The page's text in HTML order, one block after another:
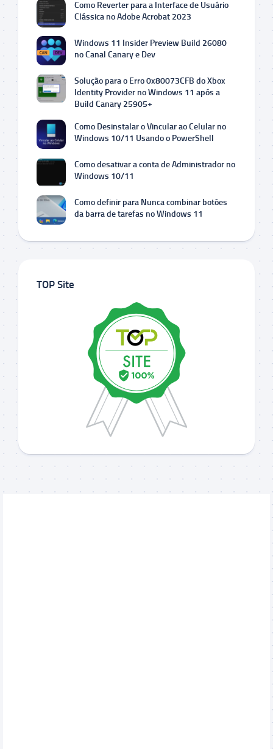
Como Reverter para a Interface de Usuário
Clássica no Adobe Acrobat 2023
Windows 11 Insider Preview Build 26080
no Canal Canary e Dev
Solução para o Erro 0x80073CFB do Xbox
Identity Provider no Windows 11 após a
Build Canary 25905+
Como Desinstalar o Vincular ao Celular no
Windows 10/11 Usando o PowerShell
Como desativar a conta de Administrador no
Windows 10/11
Como definir para Nunca combinar botões
da barra de tarefas no Windows 11
TOP Site